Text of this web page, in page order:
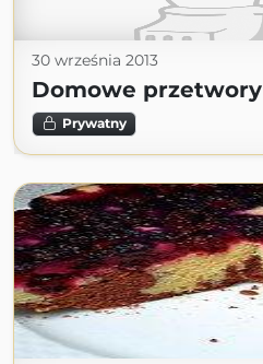
30 września 2013
Domowe przetwory
Prywatny